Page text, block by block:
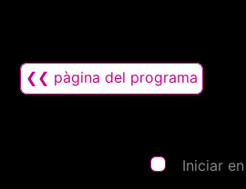
❮❮ pàgina del programa
Iniciar